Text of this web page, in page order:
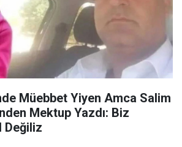
Müebbet Yiyen Amca Salim
Mektup Yazdı: Biz
Değiliz